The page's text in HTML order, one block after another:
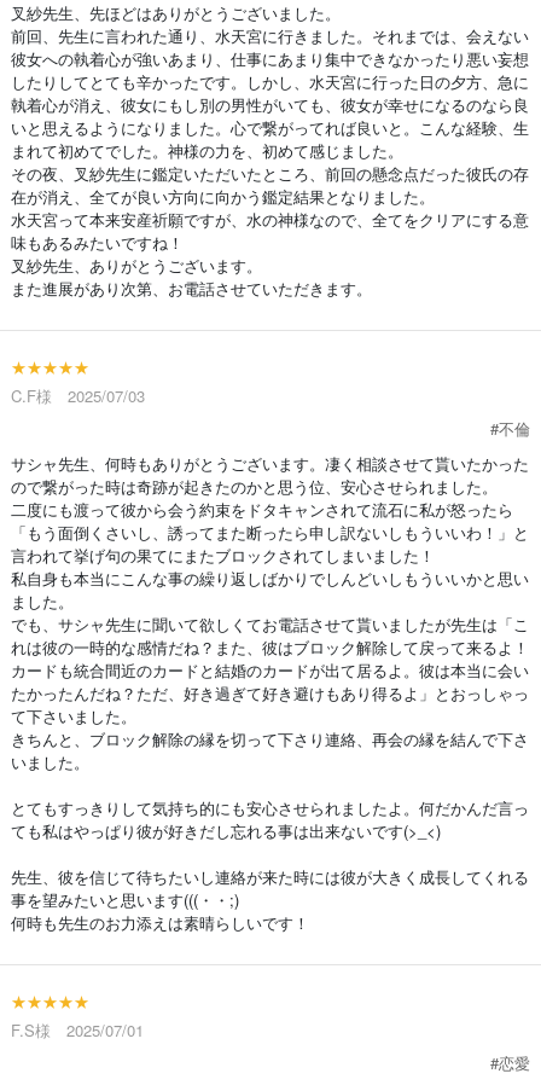
叉紗先生、先ほどはありがとうございました。
前回、先生に言われた通り、水天宮に行きました。それまでは、会えない
彼女への執着心が強いあまり、仕事にあまり集中できなかったり悪い妄想
したりしてとても辛かったです。しかし、水天宮に行った日の夕方、急に
執着心が消え、彼女にもし別の男性がいても、彼女が幸せになるのなら良
いと思えるようになりました。心で繋がってれば良いと。こんな経験、生
まれて初めてでした。神様の力を、初めて感じました。
その夜、叉紗先生に鑑定いただいたところ、前回の懸念点だった彼氏の存
在が消え、全てが良い方向に向かう鑑定結果となりました。
水天宮って本来安産祈願ですが、水の神様なので、全てをクリアにする意
味もあるみたいですね！
叉紗先生、ありがとうございます。
また進展があり次第、お電話させていただきます。
★★★★★
C.F様 2025/07/03
#不倫
サシャ先生、何時もありがとうございます。凄く相談させて貰いたかった
ので繋がった時は奇跡が起きたのかと思う位、安心させられました。
二度にも渡って彼から会う約束をドタキャンされて流石に私が怒ったら
「もう面倒くさいし、誘ってまた断ったら申し訳ないしもういいわ！」と
言われて挙げ句の果てにまたブロックされてしまいました！
私自身も本当にこんな事の繰り返しばかりでしんどいしもういいかと思い
ました。
でも、サシャ先生に聞いて欲しくてお電話させて貰いましたが先生は「こ
れは彼の一時的な感情だね？また、彼はブロック解除して戻って来るよ！
カードも統合間近のカードと結婚のカードが出て居るよ。彼は本当に会い
たかったんだね？ただ、好き過ぎて好き避けもあり得るよ」とおっしゃっ
て下さいました。
きちんと、ブロック解除の縁を切って下さり連絡、再会の縁を結んで下さ
いました。
とてもすっきりして気持ち的にも安心させられましたよ。何だかんだ言っ
ても私はやっぱり彼が好きだし忘れる事は出来ないです(>_<)
先生、彼を信じて待ちたいし連絡が来た時には彼が大きく成長してくれる
事を望みたいと思います(((・・;)
何時も先生のお力添えは素晴らしいです！
★★★★★
F.S様 2025/07/01
#恋愛